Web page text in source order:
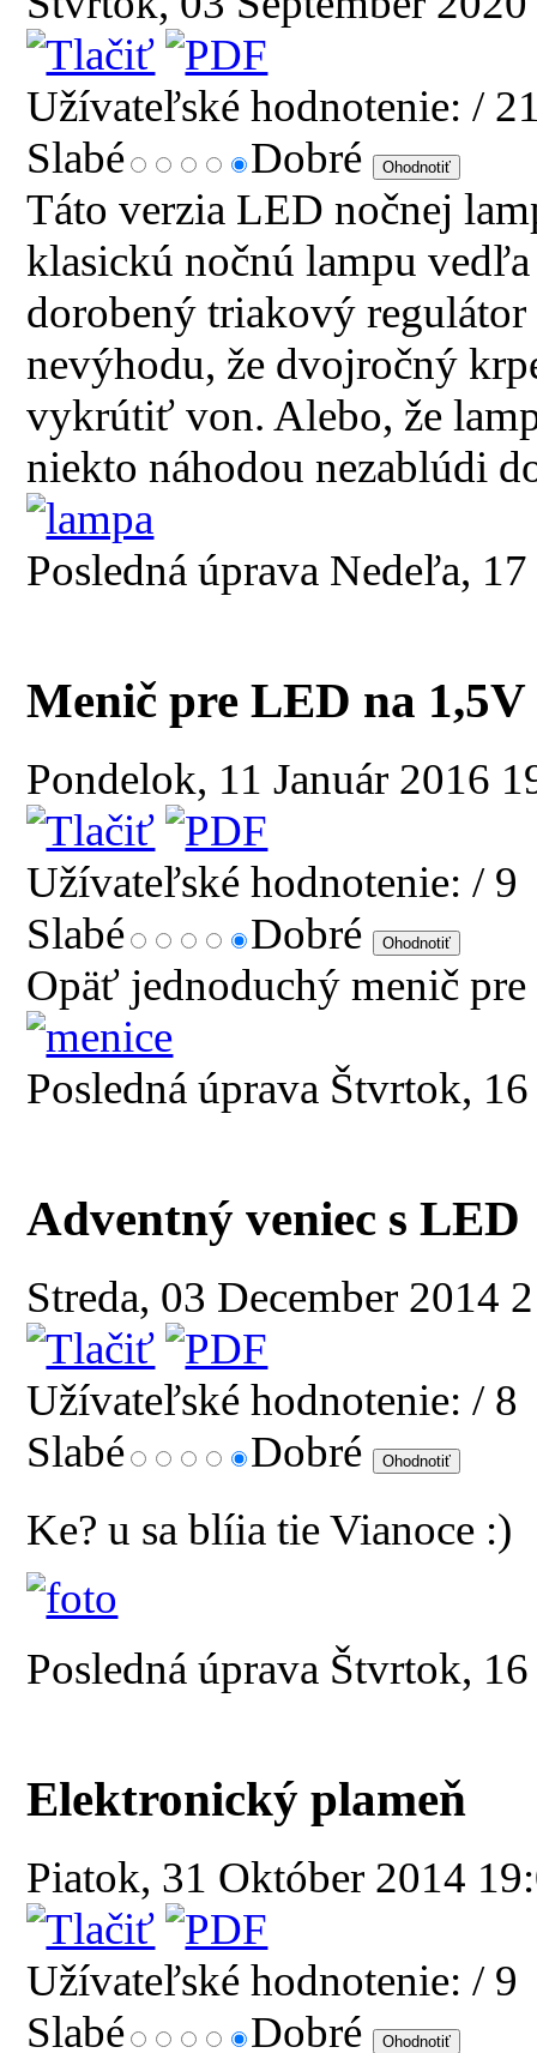
Užívateľské hodnotenie: /
Slabé
Dobré
Táto verzia LED nočnej
klasickú nočnú lampu
dorobený triakový
nevýhodu, že dvojročný
vykrútiť von. Alebo, že
niekto náhodou nezablúdi
Posledná úprava Nedeľa,
Menič pre LED na
Pondelok, 11 Január 2016
Užívateľské hodnotenie: / 9
Slabé
Dobré
Opäť jednoduchý menič
Posledná úprava Štvrtok,
Adventný veniec s LED
Streda, 03 December 2014
Užívateľské hodnotenie: / 8
Slabé
Dobré
Ke? u sa blíia tie Vianoce :)
Posledná úprava Štvrtok,
Elektronický plameň
Piatok, 31 Október 2014
Užívateľské hodnotenie: / 9
Slabé
Dobré